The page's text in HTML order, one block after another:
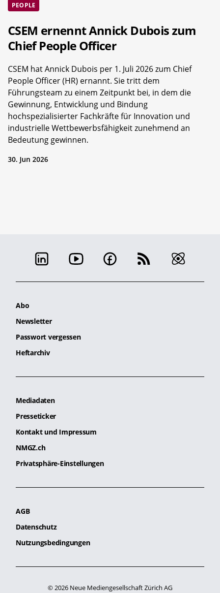
PEOPLE
CSEM ernennt Annick Dubois zum
Chief People Officer
CSEM hat Annick Dubois per 1. Juli 2026 zum Chief
People Officer (HR) ernannt. Sie tritt dem
Führungsteam zu einem Zeitpunkt bei, in dem die
Gewinnung, Entwicklung und Bindung
hochspezialisierter Fachkräfte für Innovation und
industrielle Wettbewerbsfähigkeit zunehmend an
Bedeutung gewinnen.
30. Jun 2026
Abo
Newsletter
Passwort vergessen
Heftarchiv
Mediadaten
Presseticker
Kontakt und Impressum
NMGZ.ch
Privatsphäre-Einstellungen
AGB
Datenschutz
Nutzungsbedingungen
© 2026 Neue Mediengesellschaft Zürich AG